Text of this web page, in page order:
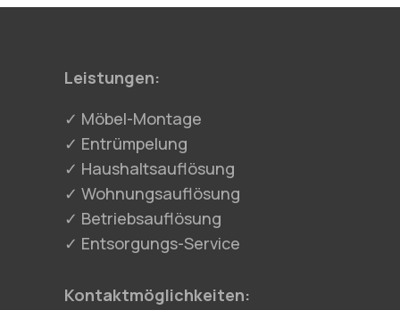
Leistungen:
✓ Möbel-Montage
✓ Entrümpelung
✓ Haushaltsauflösung
✓ Wohnungsauflösung
✓ Betriebsauflösung
✓ Entsorgungs-Service
Kontaktmöglichkeiten: